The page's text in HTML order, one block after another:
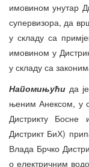
имовином унутар
супервизора, да
у складу са
имовином у
у складу са
Напомињући да
њеним Анексом, у
Дистрикту
Дистрикт БиХ)
Влада Брчко
о електричним